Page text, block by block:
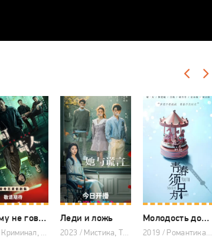
Никому не говори
2024 / Криминал, Триллер, Китайские дорамы
Леди и ложь
2023 / Мистика, Триллер, Китайские дорамы
Молодость должна быть ранней
2019 / Романтика, Драма, Китайские дорамы